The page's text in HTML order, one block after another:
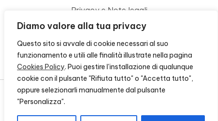
Diamo valore alla tua privacy
Questo sito si avvale di cookie necessari al suo
funzionamento e utili alle finalità illustrate nella pagina
Cookies Policy. Puoi gestire l'installazione di qualunque
cookie con il pulsante "Rifiuta tutto" o "Accetta tutto",
oppure selezionarli manualmente dal pulsante
"Personalizza".
Privacy e Note legali
Termini di utilizzo
Cookie policy
Contattaci
CREDITS